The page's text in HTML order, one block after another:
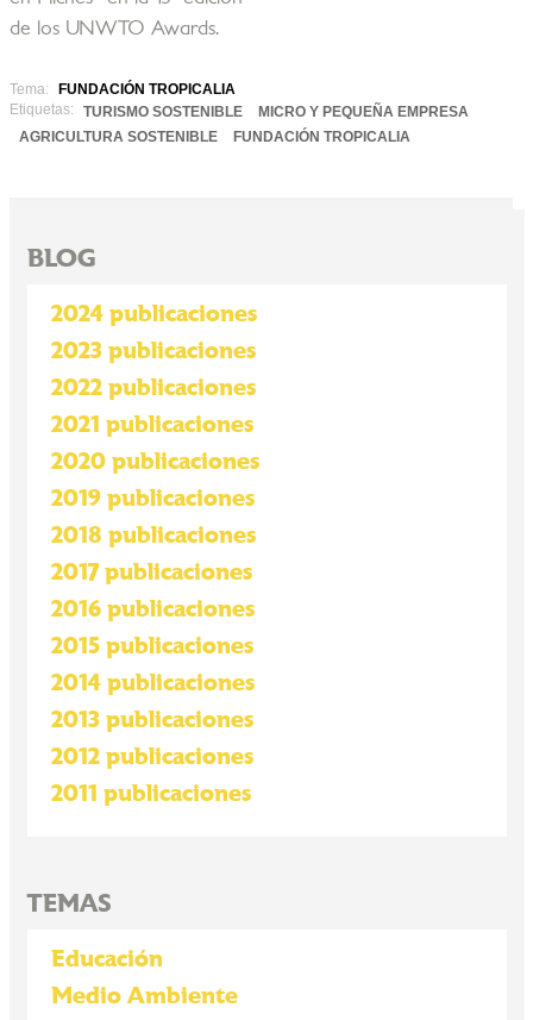
de los UNWTO Awards.
Tema:
FUNDACIÓN TROPICALIA
Etiquetas:
TURISMO SOSTENIBLE
MICRO Y PEQUEÑA EMPRESA
AGRICULTURA SOSTENIBLE
FUNDACIÓN TROPICALIA
BLOG
2024 publicaciones
2023 publicaciones
2022 publicaciones
2021 publicaciones
2020 publicaciones
2019 publicaciones
2018 publicaciones
2017 publicaciones
2016 publicaciones
2015 publicaciones
2014 publicaciones
2013 publicaciones
2012 publicaciones
2011 publicaciones
TEMAS
Educación
Medio Ambiente